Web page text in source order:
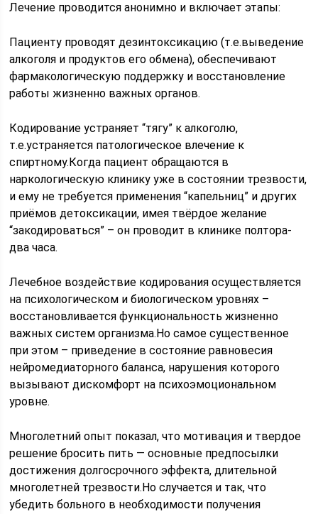
Лечение проводится анонимно и включает этапы:
Пациенту проводят дезинтоксикацию (т.е.выведение
алкоголя и продуктов его обмена), обеспечивают
фармакологическую поддержку и восстановление
работы жизненно важных органов.
Кодирование устраняет “тягу” к алкоголю,
т.е.устраняется патологическое влечение к
спиртному.Когда пациент обращаются в
наркологическую клинику уже в состоянии трезвости,
и ему не требуется применения “капельниц” и других
приёмов детоксикации, имея твёрдое желание
“закодироваться” – он проводит в клинике полтора-
два часа.
Лечебное воздействие кодирования осуществляется
на психологическом и биологическом уровнях –
восстановливается функциональность жизненно
важных систем организма.Но самое существенное
при этом – приведение в состояние равновесия
нейромедиаторного баланса, нарушения которого
вызывают дискомфорт на психоэмоциональном
уровне.
Многолетний опыт показал, что мотивация и твердое
решение бросить пить — основные предпосылки
достижения долгосрочного эффекта, длительной
многолетней трезвости.Но случается и так, что
убедить больного в необходимости получения